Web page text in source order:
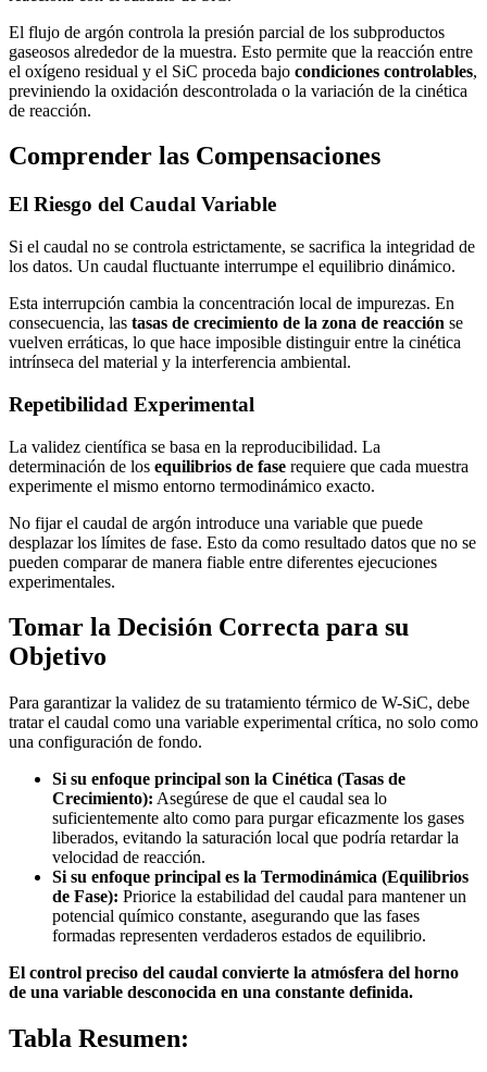
El flujo de argón controla la presión parcial de los subproductos
gaseosos alrededor de la muestra. Esto permite que la reacción entre
el oxígeno residual y el SiC proceda bajo condiciones controlables,
previniendo la oxidación descontrolada o la variación de la cinética
de reacción.
Comprender las Compensaciones
El Riesgo del Caudal Variable
Si el caudal no se controla estrictamente, se sacrifica la integridad de
los datos. Un caudal fluctuante interrumpe el equilibrio dinámico.
Esta interrupción cambia la concentración local de impurezas. En
consecuencia, las tasas de crecimiento de la zona de reacción se
vuelven erráticas, lo que hace imposible distinguir entre la cinética
intrínseca del material y la interferencia ambiental.
Repetibilidad Experimental
La validez científica se basa en la reproducibilidad. La
determinación de los equilibrios de fase requiere que cada muestra
experimente el mismo entorno termodinámico exacto.
No fijar el caudal de argón introduce una variable que puede
desplazar los límites de fase. Esto da como resultado datos que no se
pueden comparar de manera fiable entre diferentes ejecuciones
experimentales.
Tomar la Decisión Correcta para su
Objetivo
Para garantizar la validez de su tratamiento térmico de W-SiC, debe
tratar el caudal como una variable experimental crítica, no solo como
una configuración de fondo.
Si su enfoque principal son la Cinética (Tasas de
Crecimiento): Asegúrese de que el caudal sea lo
suficientemente alto como para purgar eficazmente los gases
liberados, evitando la saturación local que podría retardar la
velocidad de reacción.
Si su enfoque principal es la Termodinámica (Equilibrios
de Fase): Priorice la estabilidad del caudal para mantener un
potencial químico constante, asegurando que las fases
formadas representen verdaderos estados de equilibrio.
El control preciso del caudal convierte la atmósfera del horno
de una variable desconocida en una constante definida.
Tabla Resumen: